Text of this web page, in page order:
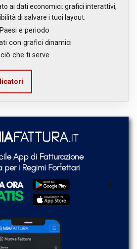
ai dati economici: grafici interattivi,
di salvare i tuoi layout.
e periodo
con grafici dinamici
che ti serve